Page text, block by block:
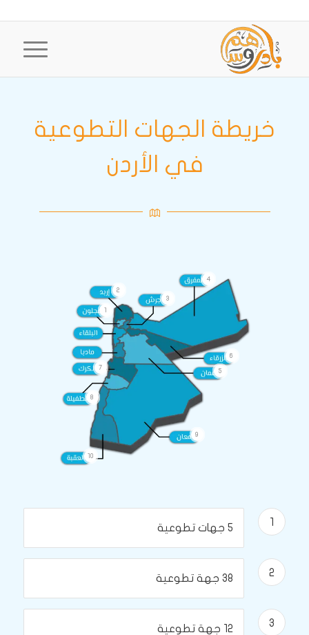
خريطة الجهات التطوعية
في الأردن
1
2
3
4
5
6
7
8
9
10
1 5 جهات تطوعية
2 38 جهة تطوعية
3 12 جهة تطوعية